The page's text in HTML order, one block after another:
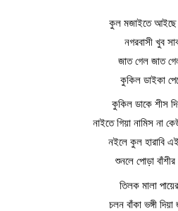
কুল মজাইতে আইছে
নগরবাসী খুব
জাত গেল জাত
কুকিল ডাইকা
কুকিল ডাকে শীস
নাইতে গিয়া নামিস না
নইলে কুল হারাবি
শুনলে পােড়া
তিলক মালা
চলন বাঁকা ভঙ্গী